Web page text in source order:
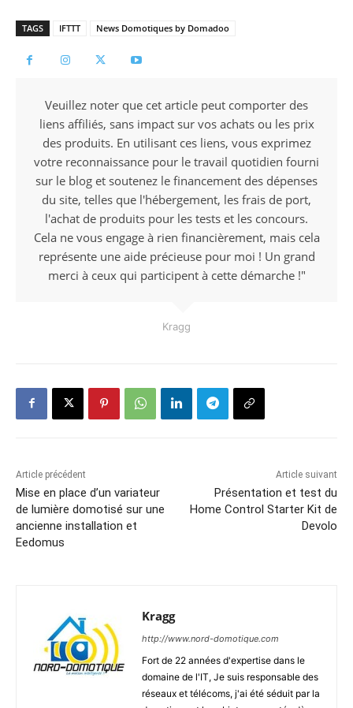
TAGS IFTTT News Domotiques by Domadoo
Veuillez noter que cet article peut comporter des
liens affiliés, sans impact sur vos achats ou les prix
des produits. En utilisant ces liens, vous exprimez
votre reconnaissance pour le travail quotidien fourni
sur le blog et soutenez le financement des dépenses
du site, telles que l'hébergement, les frais de port,
l'achat de produits pour les tests et les concours.
Cela ne vous engage à rien financièrement, mais cela
représente une aide précieuse pour moi ! Un grand
merci à ceux qui participent à cette démarche !"
Kragg
Article précédent
Mise en place d’un variateur
de lumière domotisé sur une
ancienne installation et
Eedomus
Article suivant
Présentation et test du
Home Control Starter Kit de
Devolo
Kragg
http://www.nord-domotique.com
Fort de 22 années d'expertise dans le
domaine de l'IT, Je suis responsable des
réseaux et télécoms, j'ai été séduit par la